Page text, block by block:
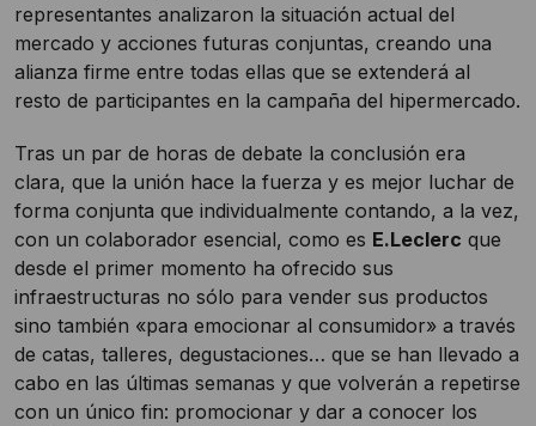
representantes analizaron la situación actual del
mercado y acciones futuras conjuntas, creando una
alianza firme entre todas ellas que se extenderá al
resto de participantes en la campaña del hipermercado.
Tras un par de horas de debate la conclusión era
clara, que la unión hace la fuerza y es mejor luchar de
forma conjunta que individualmente contando, a la vez,
con un colaborador esencial, como es E.Leclerc que
desde el primer momento ha ofrecido sus
infraestructuras no sólo para vender sus productos
sino también «para emocionar al consumidor» a través
de catas, talleres, degustaciones… que se han llevado a
cabo en las últimas semanas y que volverán a repetirse
con un único fin: promocionar y dar a conocer los